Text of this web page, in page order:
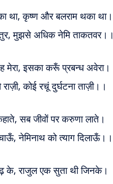
था,कृष्ण और बलराम थका था।
मुझसे अधिक नेमि ताकतवर।।
मेरा,इसका करूँ प्रबन्ध अवेरा।
राज़ी,कोई रचूं दुर्घटना ताज़ी।।
सब जीवों पर करुणा लाते।
नेमिनाथ को त्याग दिलाऊँ।।
के,राजुल एक सुता थी जिनके।